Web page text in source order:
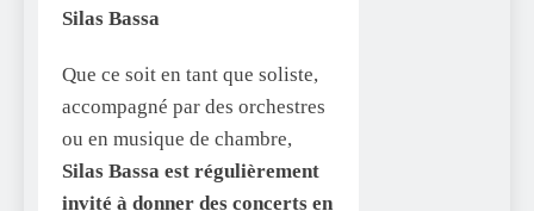
Silas Bassa
Que ce soit en tant que soliste,
accompagné par des orchestres
ou en musique de chambre,
Silas Bassa est régulièrement
invité à donner des concerts en